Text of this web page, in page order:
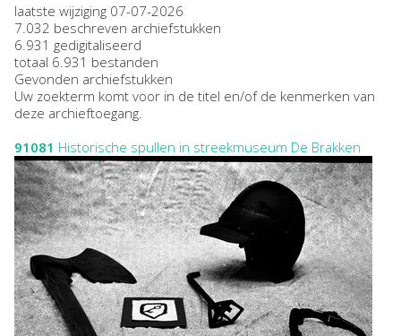
laatste wijziging 07-07-2026
7.032 beschreven archiefstukken
6.931 gedigitaliseerd
totaal 6.931 bestanden
Gevonden archiefstukken
Uw zoekterm komt voor in de titel en/of de kenmerken van
deze archieftoegang.
91081 Historische spullen in streekmuseum De Brakken